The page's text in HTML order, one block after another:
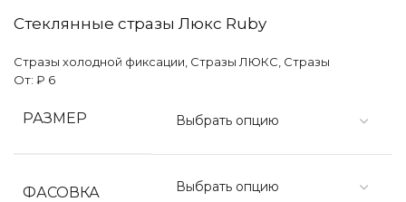
Стеклянные стразы Люкс Ruby
Стразы холодной фиксации Стразы ЛЮКС Стразы
От: ₽ 6
РАЗМЕР
ФАСОВКА